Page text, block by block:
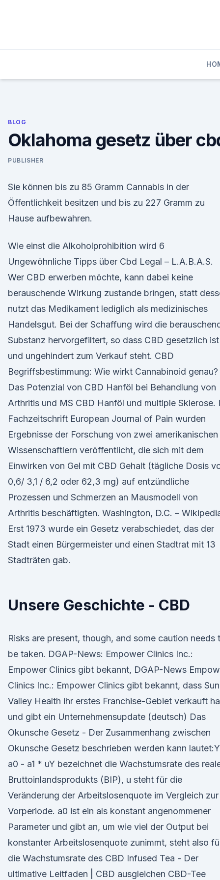
BLOG
Oklahoma gesetz über
PUBLISHER
Sie können bis zu 85 Gramm Cannabis in der
Öffentlichkeit besitzen und bis zu 227 Gramm zu
Hause aufbewahren.
Wie einst die Alkoholprohibition wird 6
Ungewöhnliche Tipps über Cbd Legal – L.A.B.A.S.
Wer CBD erwerben möchte, kann dabei keine
berauschende Wirkung zustande bringen, statt
nutzt das Medikament lediglich als medizinisches
Handelsgut. Bei der Schaffung wird die
Substanz hervorgefiltert, so dass CBD gesetzlich ist
und ungehindert zum Verkauf steht. CBD
Begriffsbestimmung: Wie wirkt Cannabinoid genau?
Das Potenzial von CBD Hanföl bei Behandlung von
Arthritis und MS CBD Hanföl und multiple Sklerose.
Fachzeitschrift European Journal of Pain wurden
Ergebnisse der Forschung von zwei amerikanischen
Wissenschaftlern veröffentlicht, die sich mit dem
Einwirken von Gel mit CBD Gehalt (tägliche Dosis
0,6/ 3,1 / 6,2 oder 62,3 mg) auf entzündliche
Prozessen und Schmerzen an Mausmodell von
Arthritis beschäftigten. Washington, D.C. –
Erst 1973 wurde ein Gesetz verabschiedet, das der
Stadt einen Bürgermeister und einen Stadtrat mit 13
Stadträten gab.
Unsere Geschichte - CBD
Risks are present, though, and some caution needs
be taken. DGAP-News: Empower Clinics Inc.:
Empower Clinics gibt bekannt, DGAP-News
Clinics Inc.: Empower Clinics gibt bekannt, dass Sun
Valley Health ihr erstes Franchise-Gebiet verkauft
und gibt ein Unternehmensupdate (deutsch) Das
Okunsche Gesetz - Der Zusammenhang zwischen
Okunsche Gesetz beschrieben werden kann
a0 - a1 * uY bezeichnet die Wachstumsrate des
Bruttoinlandsprodukts (BIP), u steht für die
Veränderung der Arbeitslosenquote im Vergleich zur
Vorperiode. a0 ist ein als konstant angenommener
Parameter und gibt an, um wie viel der Output bei
konstanter Arbeitslosenquote zunimmt, steht also
die Wachstumsrate des CBD Infused Tea - Der
ultimative Leitfaden | CBD ausgleichen CBD-Tee